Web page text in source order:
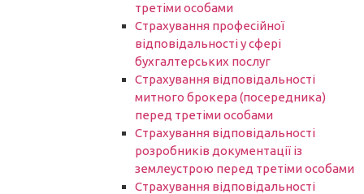
третіми особами
Страхування професійної
відповідальності у сфері
бухгалтерських послуг
Страхування відповідальності
митного брокера (посередника)
перед третіми особами
Страхування відповідальності
розробників документації із
землеустрою перед третіми особами
Страхування відповідальності